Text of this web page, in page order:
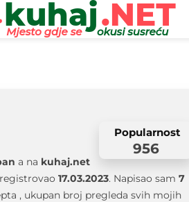
Popularnost
956
a na kuhaj.net
17.03.2023. Napisao sam 7
, ukupan broj pregleda svih mojih